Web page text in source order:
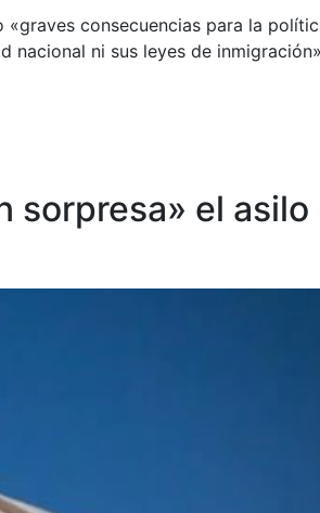
consecuencias para la
nacional ni sus leyes de
sorpresa» el asilo